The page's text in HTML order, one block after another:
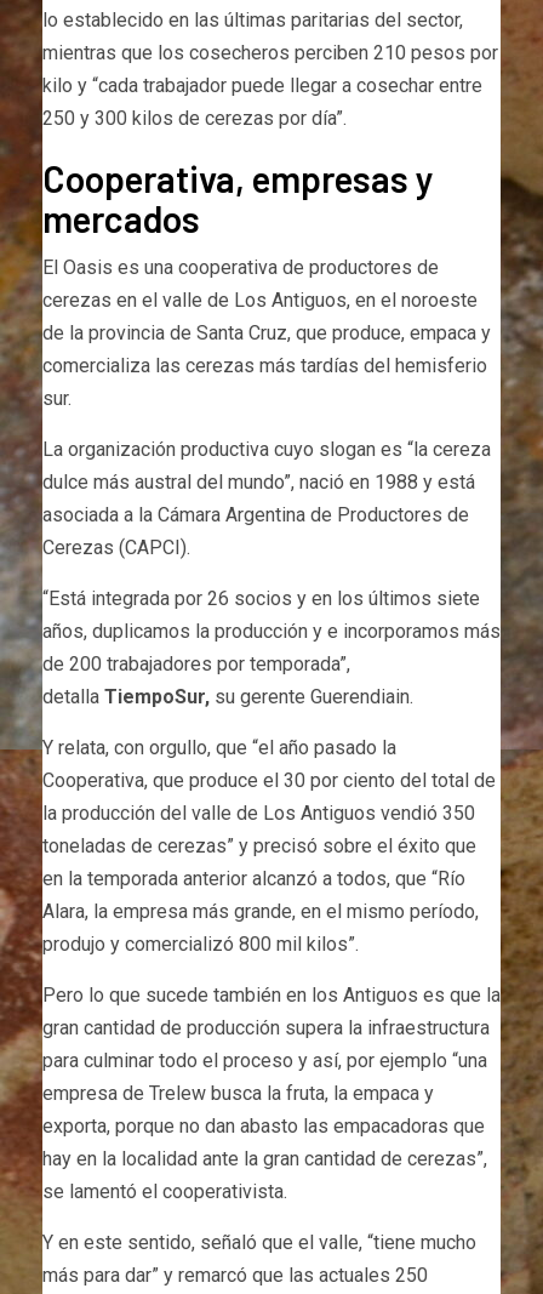
lo establecido en las últimas paritarias del sector,
mientras que los cosecheros perciben 210 pesos por
kilo y “cada trabajador puede llegar a cosechar entre
250 y 300 kilos de cerezas por día”.
Cooperativa, empresas y
mercados
El Oasis es una cooperativa de productores de
cerezas en el valle de Los Antiguos, en el noroeste
de la provincia de Santa Cruz, que produce, empaca y
comercializa las cerezas más tardías del hemisferio
sur.
La organización productiva cuyo slogan es “la cereza
dulce más austral del mundo”, nació en 1988 y está
asociada a la Cámara Argentina de Productores de
Cerezas (CAPCI).
“Está integrada por 26 socios y en los últimos siete
años, duplicamos la producción y e incorporamos más
de 200 trabajadores por temporada”,
detalla TiempoSur, su gerente Guerendiain.
Y relata, con orgullo, que “el año pasado la
Cooperativa, que produce el 30 por ciento del total de
la producción del valle de Los Antiguos vendió 350
toneladas de cerezas” y precisó sobre el éxito que
en la temporada anterior alcanzó a todos, que “Río
Alara, la empresa más grande, en el mismo período,
produjo y comercializó 800 mil kilos”.
Pero lo que sucede también en los Antiguos es que la
gran cantidad de producción supera la infraestructura
para culminar todo el proceso y así, por ejemplo “una
empresa de Trelew busca la fruta, la empaca y
exporta, porque no dan abasto las empacadoras que
hay en la localidad ante la gran cantidad de cerezas”,
se lamentó el cooperativista.
Y en este sentido, señaló que el valle, “tiene mucho
más para dar” y remarcó que las actuales 250